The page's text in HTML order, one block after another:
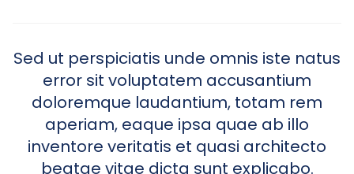
Sed ut perspiciatis unde omnis iste natus
error sit voluptatem accusantium
doloremque laudantium, totam rem
aperiam, eaque ipsa quae ab illo
inventore veritatis et quasi architecto
beatae vitae dicta sunt explicabo.